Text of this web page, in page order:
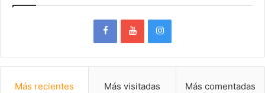
Más recientes Más visitadas Más comentadas